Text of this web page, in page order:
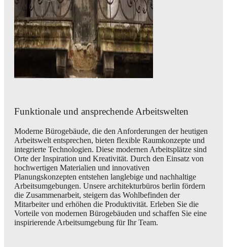
Funktionale und ansprechende Arbeitswelten
Moderne Bürogebäude, die den Anforderungen der heutigen
Arbeitswelt entsprechen, bieten flexible Raumkonzepte und
integrierte Technologien. Diese modernen Arbeitsplätze sind
Orte der Inspiration und Kreativität. Durch den Einsatz von
hochwertigen Materialien und innovativen
Planungskonzepten entstehen langlebige und nachhaltige
Arbeitsumgebungen. Unsere architekturbüros berlin fördern
die Zusammenarbeit, steigern das Wohlbefinden der
Mitarbeiter und erhöhen die Produktivität. Erleben Sie die
Vorteile von modernen Bürogebäuden und schaffen Sie eine
inspirierende Arbeitsumgebung für Ihr Team.